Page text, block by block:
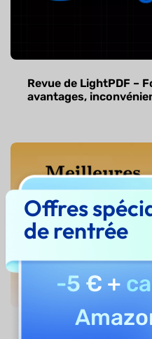
Revue de LightPDF –
avantages,
Les 5 meilleures
Offres
de rentrée
-5 € +